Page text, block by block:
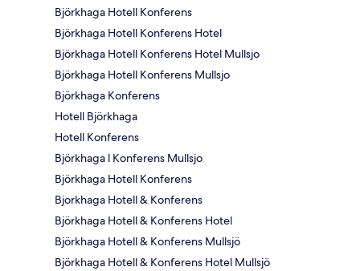
Björkhaga Hotell Konferens
Björkhaga Hotell Konferens Hotel
Björkhaga Hotell Konferens Hotel Mullsjo
Björkhaga Hotell Konferens Mullsjo
Björkhaga Konferens
Hotell Björkhaga
Hotell Konferens
Björkhaga l Konferens Mullsjo
Björkhaga Hotell Konferens
Bjorkhaga Hotell & Konferens
Björkhaga Hotell & Konferens Hotel
Björkhaga Hotell & Konferens Mullsjö
Björkhaga Hotell & Konferens Hotel Mullsjö